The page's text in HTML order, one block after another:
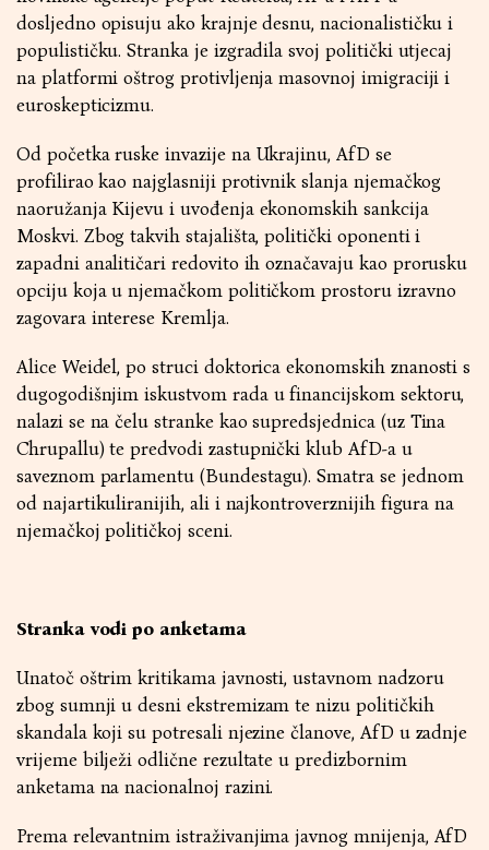
dosljedno opisuju ako krajnje desnu, nacionalističku i
populističku. Stranka je izgradila svoj politički utjecaj
na platformi oštrog protivljenja masovnoj imigraciji i
euroskepticizmu.
Od početka ruske invazije na Ukrajinu, AfD se
profilirao kao najglasniji protivnik slanja njemačkog
naoružanja Kijevu i uvođenja ekonomskih sankcija
Moskvi. Zbog takvih stajališta, politički oponenti i
zapadni analitičari redovito ih označavaju kao prorusku
opciju koja u njemačkom političkom prostoru izravno
zagovara interese Kremlja.
Alice Weidel, po struci doktorica ekonomskih znanosti s
dugogodišnjim iskustvom rada u financijskom sektoru,
nalazi se na čelu stranke kao supredsjednica (uz Tina
Chrupallu) te predvodi zastupnički klub AfD-a u
saveznom parlamentu (Bundestagu). Smatra se jednom
od najartikuliranijih, ali i najkontroverznijih figura na
njemačkoj političkoj sceni.
Stranka vodi po anketama
Unatoč oštrim kritikama javnosti, ustavnom nadzoru
zbog sumnji u desni ekstremizam te nizu političkih
skandala koji su potresali njezine članove, AfD u zadnje
vrijeme bilježi odlične rezultate u predizbornim
anketama na nacionalnoj razini.
Prema relevantnim istraživanjima javnog mnijenja, AfD